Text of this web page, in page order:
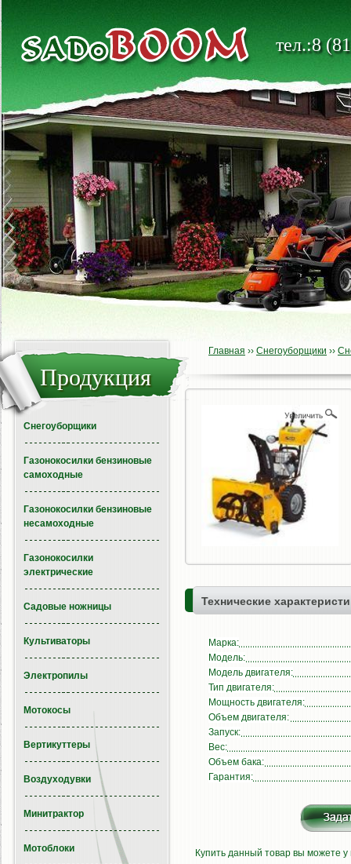
тел.:8
Главная ›› Снегоуборщики ››
Технические
Марка:
Модель:
Модель двигателя:
Тип двигателя:
Мощность двигателя:
Объем двигателя:
Запуск:
Вес:
Объем бака:
Гарантия:
Купить данный товар вы можете
Продукция
Снегоуборщики
Газонокосилки бензиновые
самоходные
Газонокосилки бензиновые
несамоходные
Газонокосилки
электрические
Садовые ножницы
Культиваторы
Электропилы
Мотокосы
Вертикуттеры
Воздуходувки
Минитрактор
Мотоблоки